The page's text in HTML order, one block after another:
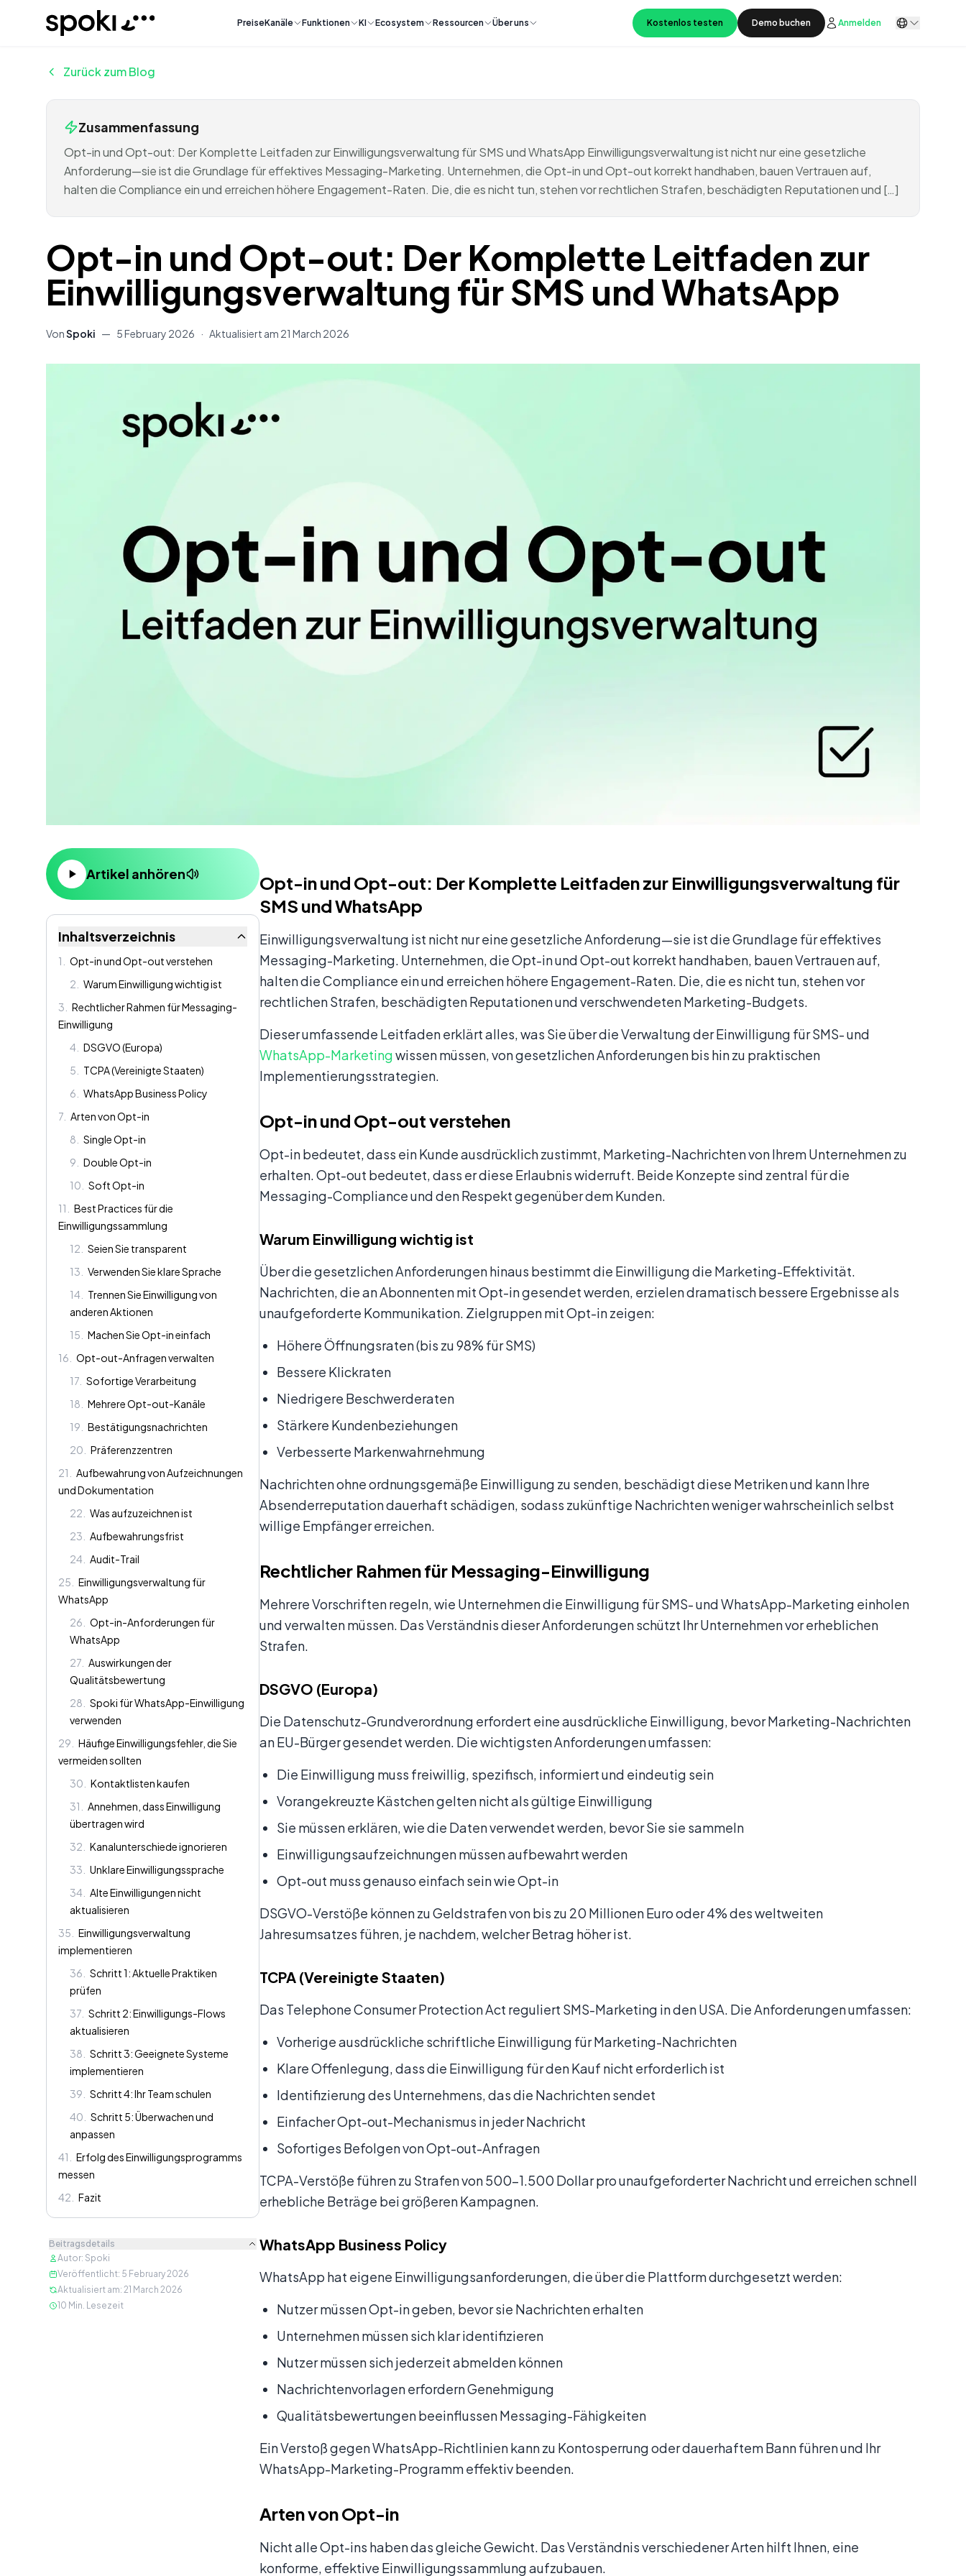
Spoki PreiseKanäle Funktionen KI Ecosystem Ressourcen Über uns Kostenlos testen Demo buchen Anmelden
Zurück zum Blog
Zusammenfassung
Opt-in und Opt-out: Der Komplette Leitfaden zur Einwilligungsverwaltung für SMS und WhatsApp Einwilligungsverwaltung ist nicht nur eine gesetzliche
Anforderung—sie ist die Grundlage für effektives Messaging-Marketing. Unternehmen, die Opt-in und Opt-out korrekt handhaben, bauen Vertrauen auf,
halten die Compliance ein und erreichen höhere Engagement-Raten. Die, die es nicht tun, stehen vor rechtlichen Strafen, beschädigten Reputationen und […]
Opt-in und Opt-out: Der Komplette Leitfaden zur
Einwilligungsverwaltung für SMS und WhatsApp
VonSpoki — 5 February 2026 · Aktualisiert am 21 March 2026
Artikel anhören
Inhaltsverzeichnis
1
Opt-in und Opt-out verstehen
2
Warum Einwilligung wichtig ist
3
Rechtlicher Rahmen für Messaging-
Einwilligung
4
DSGVO (Europa)
5
TCPA (Vereinigte Staaten)
6
WhatsApp Business Policy
7 Arten von Opt-in
8
Single Opt-in
9
Double Opt-in
10
Soft Opt-in
11
Best Practices für die
Einwilligungssammlung
12
Seien Sie transparent
13
Verwenden Sie klare Sprache
14
Trennen Sie Einwilligung von
anderen Aktionen
15
Machen Sie Opt-in einfach
16
Opt-out-Anfragen verwalten
17 Sofortige Verarbeitung
18
Mehrere Opt-out-Kanäle
19
Bestätigungsnachrichten
20
Präferenzzentren
21
Aufbewahrung von Aufzeichnungen
und Dokumentation
22
Was aufzuzeichnen ist
23
Aufbewahrungsfrist
24
Audit-Trail
25
Einwilligungsverwaltung für
WhatsApp
26
Opt-in-Anforderungen für
WhatsApp
27 Auswirkungen der
Qualitätsbewertung
28
Spoki für WhatsApp-Einwilligung
verwenden
29
Häufige Einwilligungsfehler, die Sie
vermeiden sollten
30
Kontaktlisten kaufen
31
Annehmen, dass Einwilligung
übertragen wird
32
Kanalunterschiede ignorieren
33
Unklare Einwilligungssprache
34
Alte Einwilligungen nicht
aktualisieren
35
Einwilligungsverwaltung
implementieren
36
Schritt 1: Aktuelle Praktiken
prüfen
37 Schritt 2: Einwilligungs-Flows
aktualisieren
38
Schritt 3: Geeignete Systeme
implementieren
39
Schritt 4: Ihr Team schulen
40
Schritt 5: Überwachen und
anpassen
41
Erfolg des Einwilligungsprogramms
messen
42
Fazit
Beitragsdetails
Autor: Spoki
Veröffentlicht: 5 February 2026
Aktualisiert am: 21 March 2026
10 Min. Lesezeit
Opt-in und Opt-out: Der Komplette Leitfaden zur Einwilligungsverwaltung für
SMS und WhatsApp
Einwilligungsverwaltung ist nicht nur eine gesetzliche Anforderung—sie ist die Grundlage für effektives
Messaging-Marketing. Unternehmen, die Opt-in und Opt-out korrekt handhaben, bauen Vertrauen auf,
halten die Compliance ein und erreichen höhere Engagement-Raten. Die, die es nicht tun, stehen vor
rechtlichen Strafen, beschädigten Reputationen und verschwendeten Marketing-Budgets.
Dieser umfassende Leitfaden erklärt alles, was Sie über die Verwaltung der Einwilligung für SMS- und
WhatsApp-Marketingwissen müssen, von gesetzlichen Anforderungen bis hin zu praktischen
Implementierungsstrategien.
Opt-in und Opt-out verstehen
Opt-in bedeutet, dass ein Kunde ausdrücklich zustimmt, Marketing-Nachrichten von Ihrem Unternehmen zu
erhalten. Opt-out bedeutet, dass er diese Erlaubnis widerruft. Beide Konzepte sind zentral für die
Messaging-Compliance und den Respekt gegenüber dem Kunden.
Warum Einwilligung wichtig ist
Über die gesetzlichen Anforderungen hinaus bestimmt die Einwilligung die Marketing-Effektivität.
Nachrichten, die an Abonnenten mit Opt-in gesendet werden, erzielen dramatisch bessere Ergebnisse als
unaufgeforderte Kommunikation. Zielgruppen mit Opt-in zeigen:
Höhere Öffnungsraten (bis zu 98% für SMS)
Bessere Klickraten
Niedrigere Beschwerderaten
Stärkere Kundenbeziehungen
Verbesserte Markenwahrnehmung
Nachrichten ohne ordnungsgemäße Einwilligung zu senden, beschädigt diese Metriken und kann Ihre
Absenderreputation dauerhaft schädigen, sodass zukünftige Nachrichten weniger wahrscheinlich selbst
willige Empfänger erreichen.
Rechtlicher Rahmen für Messaging-Einwilligung
Mehrere Vorschriften regeln, wie Unternehmen die Einwilligung für SMS- und WhatsApp-Marketing einholen
und verwalten müssen. Das Verständnis dieser Anforderungen schützt Ihr Unternehmen vor erheblichen
Strafen.
DSGVO (Europa)
Die Datenschutz-Grundverordnung erfordert eine ausdrückliche Einwilligung, bevor Marketing-Nachrichten
an EU-Bürger gesendet werden. Die wichtigsten Anforderungen umfassen:
Die Einwilligung muss freiwillig, spezifisch, informiert und eindeutig sein
Vorangekreuzte Kästchen gelten nicht als gültige Einwilligung
Sie müssen erklären, wie die Daten verwendet werden, bevor Sie sie sammeln
Einwilligungsaufzeichnungen müssen aufbewahrt werden
Opt-out muss genauso einfach sein wie Opt-in
DSGVO-Verstöße können zu Geldstrafen von bis zu 20 Millionen Euro oder 4% des weltweiten
Jahresumsatzes führen, je nachdem, welcher Betrag höher ist.
TCPA (Vereinigte Staaten)
Das Telephone Consumer Protection Act reguliert SMS-Marketing in den USA. Die Anforderungen umfassen:
Vorherige ausdrückliche schriftliche Einwilligung für Marketing-Nachrichten
Klare Offenlegung, dass die Einwilligung für den Kauf nicht erforderlich ist
Identifizierung des Unternehmens, das die Nachrichten sendet
Einfacher Opt-out-Mechanismus in jeder Nachricht
Sofortiges Befolgen von Opt-out-Anfragen
TCPA-Verstöße führen zu Strafen von 500-1.500 Dollar pro unaufgeforderter Nachricht und erreichen schnell
erhebliche Beträge bei größeren Kampagnen.
WhatsApp Business Policy
WhatsApp hat eigene Einwilligungsanforderungen, die über die Plattform durchgesetzt werden:
Nutzer müssen Opt-in geben, bevor sie Nachrichten erhalten
Unternehmen müssen sich klar identifizieren
Nutzer müssen sich jederzeit abmelden können
Nachrichtenvorlagen erfordern Genehmigung
Qualitätsbewertungen beeinflussen Messaging-Fähigkeiten
Ein Verstoß gegen WhatsApp-Richtlinien kann zu Kontosperrung oder dauerhaftem Bann führen und Ihr
WhatsApp-Marketing-Programm effektiv beenden.
Arten von Opt-in
Nicht alle Opt-ins haben das gleiche Gewicht. Das Verständnis verschiedener Arten hilft Ihnen, eine
konforme, effektive Einwilligungssammlung aufzubauen.